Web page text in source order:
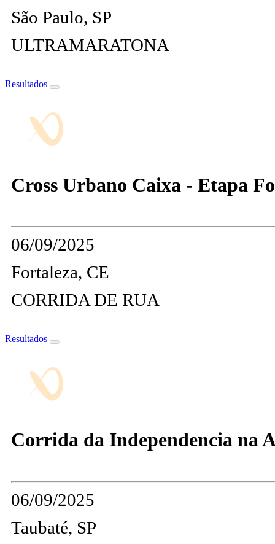
São Paulo, SP
ULTRAMARATONA
Resultados
Cross Urbano Caixa - Etapa
06/09/2025
Fortaleza, CE
CORRIDA DE RUA
Resultados
Corrida da Independencia na
06/09/2025
Taubaté, SP